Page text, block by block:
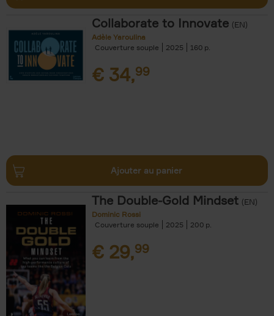
Collaborate to Innovate (EN)
Adèle Yaroulina
Couverture souple
2025 160
€ 34,99
Ajouter au panier
The Double-Gold Mindset (EN)
Dominic Rossi
Couverture souple
2025 200
€ 29,99